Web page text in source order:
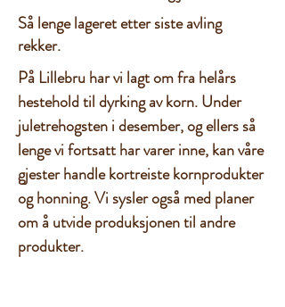
Så lenge lageret etter siste avling
rekker.
På Lillebru har vi lagt om fra helårs
hestehold til dyrking av korn. Under
juletrehogsten i desember, og ellers så
lenge vi fortsatt har varer inne, kan våre
gjester handle kortreiste kornprodukter
og honning. Vi sysler også med planer
om å utvide produksjonen til andre
produkter.